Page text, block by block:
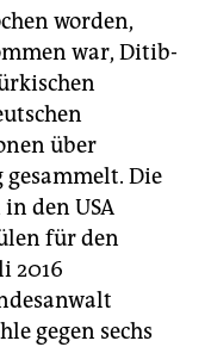
worden,
war, Ditib-
über
gesammelt. Die
den USA
für den
2016
gegen sechs